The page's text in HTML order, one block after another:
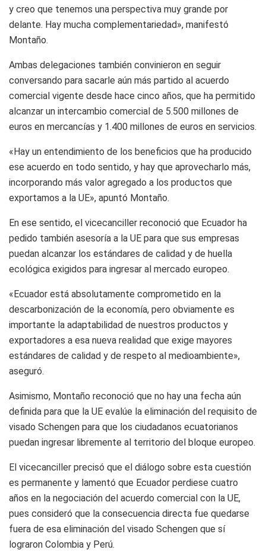
y creo que tenemos una perspectiva muy grande por
delante. Hay mucha complementariedad», manifestó
Montaño.
Ambas delegaciones también convinieron en seguir
conversando para sacarle aún más partido al acuerdo
comercial vigente desde hace cinco años, que ha permitido
alcanzar un intercambio comercial de 5.500 millones de
euros en mercancías y 1.400 millones de euros en servicios.
«Hay un entendimiento de los beneficios que ha producido
ese acuerdo en todo sentido, y hay que aprovecharlo más,
incorporando más valor agregado a los productos que
exportamos a la UE», apuntó Montaño.
En ese sentido, el vicecanciller reconoció que Ecuador ha
pedido también asesoría a la UE para que sus empresas
puedan alcanzar los estándares de calidad y de huella
ecológica exigidos para ingresar al mercado europeo.
«Ecuador está absolutamente comprometido en la
descarbonización de la economía, pero obviamente es
importante la adaptabilidad de nuestros productos y
exportadores a esa nueva realidad que exige mayores
estándares de calidad y de respeto al medioambiente»,
aseguró.
Asimismo, Montaño reconoció que no hay una fecha aún
definida para que la UE evalúe la eliminación del requisito de
visado Schengen para que los ciudadanos ecuatorianos
puedan ingresar libremente al territorio del bloque europeo.
El vicecanciller precisó que el diálogo sobre esta cuestión
es permanente y lamentó que Ecuador perdiese cuatro
años en la negociación del acuerdo comercial con la UE,
pues consideró que la consecuencia directa fue quedarse
fuera de esa eliminación del visado Schengen que sí
lograron Colombia y Perú.